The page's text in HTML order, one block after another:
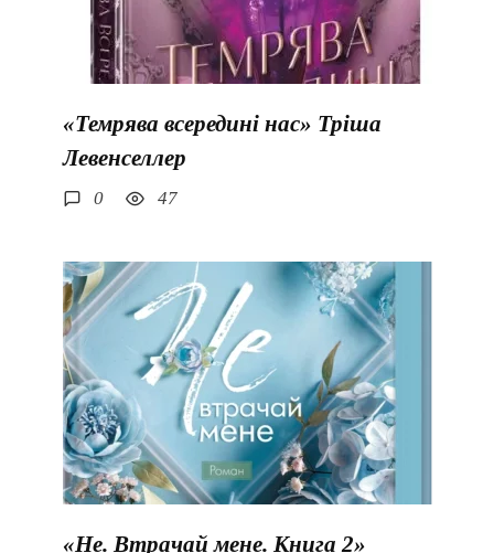
«Темрява всередині нас» Тріша
Левенселлер
0 47
«Не. Втрачай мене. Книга 2»